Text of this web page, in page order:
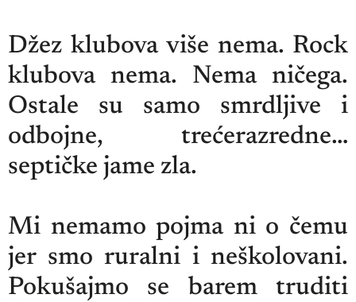
Džez klubova više nema. Rock
klubova nema. Nema ničega.
Ostale su samo smrdljive i
odbojne, trećerazredne…
septičke jame zla.
Mi nemamo pojma ni o čemu
jer smo ruralni i neškolovani.
Pokušajmo se barem truditi